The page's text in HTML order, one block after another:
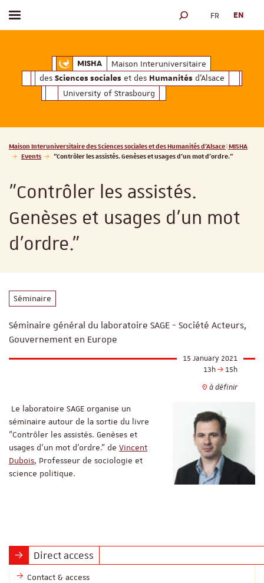
MISHAMaison Interuniversitaire des
Maison Interuniversitaire
des Sciences sociales et des Humanités d'Alsace
University of Strasbourg
Toggle menu SEARCH ENGINE
FR EN
Vous êtes ici :
Maison Interuniversitaire des Sciences sociales et des Humanités d'Alsace | MISHA
Events
"Contrôler les assistés. Genèses et usages d’un mot d’ordre."
"Contrôler les assistés.
Genèses et usages d’un mot
d’ordre."
Séminaire
Séminaire général du laboratoire SAGE - Société Acteurs,
Gouvernement en Europe
15 January 2021
13h
15h
à définir
Le laboratoire SAGE organise un
séminaire autour de la sortie du livre
"Contrôler les assistés. Genèses et
usages d’un mot d’ordre." de Vincent
Dubois, Professeur de sociologie et
science politique.
Direct access
Contact & access